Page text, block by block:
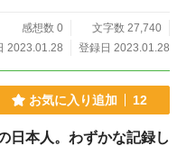
感想数 0
文字数 27,740
2023.01.28
登録日 2023.01.28
お気に入り追加 12
日本人。わずかな記録し